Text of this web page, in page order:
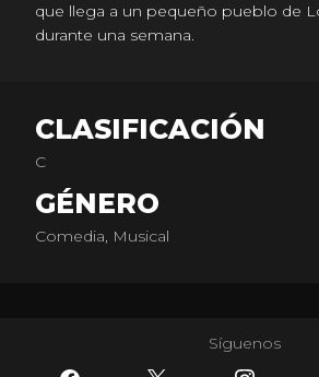
que llega a un pequeño pueblo de
durante una semana.
CLASIFICACIÓN
C
GÉNERO
Comedia, Musical
Síguenos